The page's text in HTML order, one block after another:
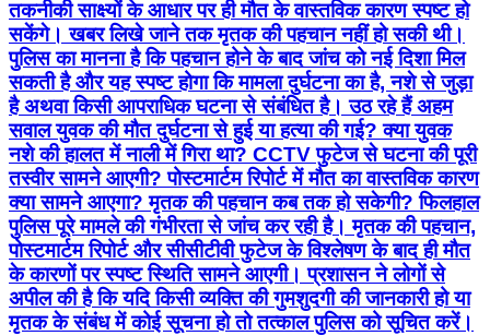
तकनीकी साक्ष्यों के आधार पर ही मौत के वास्तविक कारण स्पष्ट हो
सकेंगे। खबर लिखे जाने तक मृतक की पहचान नहीं हो सकी थी।
पुलिस का मानना है कि पहचान होने के बाद जांच को नई दिशा मिल
सकती है और यह स्पष्ट होगा कि मामला दुर्घटना का है, नशे से जुड़ा
है अथवा किसी आपराधिक घटना से संबंधित है। उठ रहे हैं अहम
सवाल युवक की मौत दुर्घटना से हुई या हत्या की गई? क्या युवक
नशे की हालत में नाली में गिरा था? CCTV फुटेज से घटना की पूरी
तस्वीर सामने आएगी? पोस्टमार्टम रिपोर्ट में मौत का वास्तविक कारण
क्या सामने आएगा? मृतक की पहचान कब तक हो सकेगी? फिलहाल
पुलिस पूरे मामले की गंभीरता से जांच कर रही है। मृतक की पहचान,
पोस्टमार्टम रिपोर्ट और सीसीटीवी फुटेज के विश्लेषण के बाद ही मौत
के कारणों पर स्पष्ट स्थिति सामने आएगी। प्रशासन ने लोगों से
अपील की है कि यदि किसी व्यक्ति की गुमशुदगी की जानकारी हो या
मृतक के संबंध में कोई सूचना हो तो तत्काल पुलिस को सूचित करें।